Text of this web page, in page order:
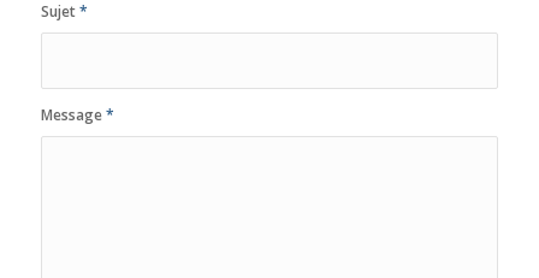
Sujet*
Message*